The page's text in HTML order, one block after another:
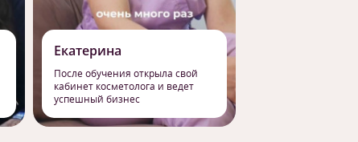
Екатерина
После обучения открыла свой
кабинет косметолога и ведет
успешный бизнес